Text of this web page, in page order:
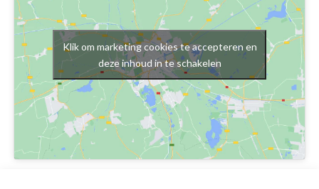
Klik om marketing cookies te accepteren en
deze inhoud in te schakelen